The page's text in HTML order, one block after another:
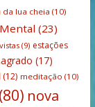
da lua cheia (10)
(23)
(9) estações
(17)
(12) meditação (10)
(80) nova